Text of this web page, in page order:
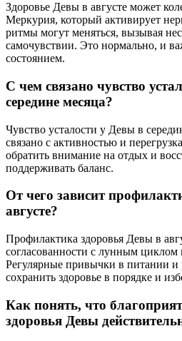
Здоровье Девы в августе может
Меркурия, который активирует
ритмы могут меняться, вызывая
самочувствии. Это нормально, и
состоянием.
С чем связано чувство
середине месяца?
Чувство усталости у Девы в
связано с активностью и
обратить внимание на отдых и
поддерживать баланс.
От чего зависит
августе?
Профилактика здоровья Девы в
согласованности с лунным
Регулярные привычки в питании
сохранить здоровье в порядке и
Как понять, что
здоровья Девы